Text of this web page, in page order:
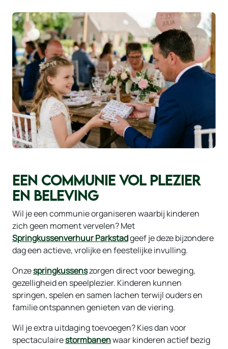
EEN COMMUNIE VOL PLEZIER
EN BELEVING
Wil je een communie organiseren waarbij kinderen
zich geen moment vervelen? Met
Springkussenverhuur Parkstadgeef je deze bijzondere
dag een actieve, vrolijke en feestelijke invulling.
Onzespringkussenszorgen direct voor beweging,
gezelligheid en speelplezier. Kinderen kunnen
springen, spelen en samen lachen terwijl ouders en
familie ontspannen genieten van de viering.
Wil je extra uitdaging toevoegen? Kies dan voor
spectaculairestormbanenwaar kinderen actief bezig